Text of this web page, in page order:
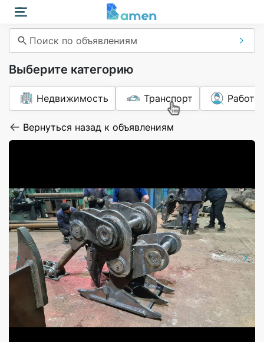
Поиск по объявлениям
Выберите категорию
Недвижимость Транспорт Работа
Вернуться назад к объявлениям